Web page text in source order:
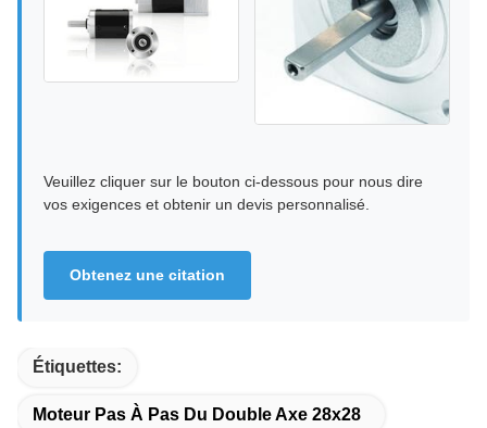
Veuillez cliquer sur le bouton ci-dessous pour nous dire
vos exigences et obtenir un devis personnalisé.
Obtenez une citation
Étiquettes:
Moteur Pas À Pas Du Double Axe 28x28